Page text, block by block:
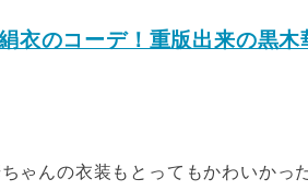
衣のコーデ！重版出来の黒木
ゃんの衣装もとってもかわいかっ